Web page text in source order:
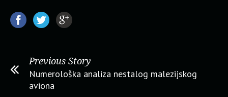
Previous Story
Numerološka analiza nestalog malezijskog
aviona